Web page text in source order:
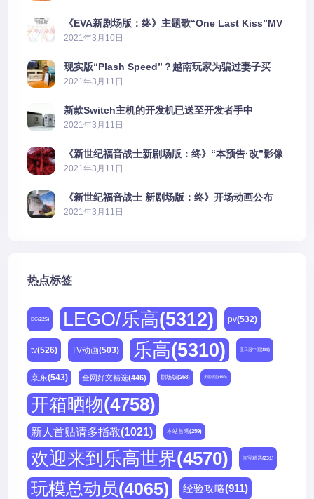
《EVA新剧场版：终》主题歌“One Last Kiss”MV
公布
2021年3月10日
现实版“Plash Speed”？越南玩家为骗过妻子买
PS5上演好戏
2021年3月11日
新款Switch主机的开发机已送至开发者手中
2021年3月11日
《新世纪福音战士新剧场版：终》“本预告·改”影像
公开
2021年3月11日
《新世纪福音战士 新剧场版：终》开场动画公布
2021年3月11日
热点标签
DC(225) LEGO/乐高(5312) pv(532)
tv(526) TV动画(503) 乐高(5310) 亚马逊中国(188)
京东(543) 全网好文精选(446) 剧场版(268) 天猫精选(180)
开箱晒物(4758)
新人首贴请多指教(1021) 本站首晒(259)
欢迎来到乐高世界(4570) 淘宝精选(231)
玩模总动员(4065) 经验攻略(911)